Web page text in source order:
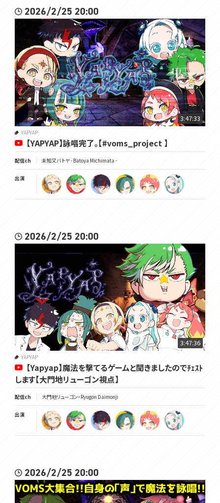
2026/2/25 20:00
3:47:33
YAPYAP
【YAPYAP】詠唱完了。【#voms_project 】
配信ch 未知又バトヤ - Batoya Michimata -
出演
2026/2/25 20:00
3:47:36
YAPYAP
【Yapyap】魔法を撃てるゲームと聞きましたのでﾁｪｽﾄ
します【大門地リューゴン視点】
配信ch 大門地リューゴン・Ryugon Daimonji
出演
2026/2/25 20:00